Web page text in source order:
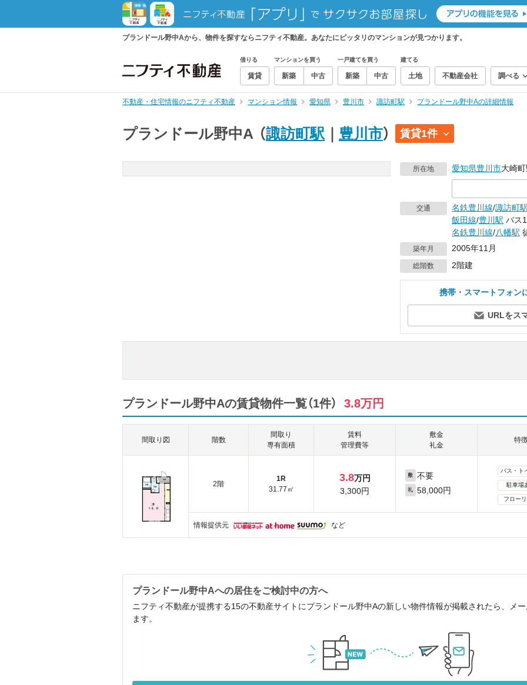
プランドール野中Aから、物件を探すならニフティ不動産。あなたにピッタリのマンションが見つかります。
借りる
賃貸
マンションを買う
新築 中古
一戸建てを買う
新築 中古
建てる
土地 不動産会社 調べる
不動産・住宅情報のニフティ不動産 マンション情報 愛知県 豊川市 諏訪町駅 プランドール野中Aの詳細情報
プランドール野中A （諏訪町駅 豊川市） 賃貸1件
所在地 愛知県豊川市大崎
交通 名鉄豊川線/諏訪町
飯田線/豊川駅 バス
名鉄豊川線/八幡駅
築年月 2005年11月
総階数 2階建
携帯・スマートフォン
URLをス
プランドール野中Aの賃貸物件一覧（1件） 3.8万円
間取り図 階数
間取り
専有面積
賃料
管理費等
敷金
礼金
特
2階
1R
31.77㎡
3.8万円
3,300円
敷 不要
礼 58,000円
バス・ト
駐車場
フロー
情報提供元 など
プランドール野中Aへの居住をご検討中の方へ
ニフティ不動産が提携する15の不動産サイトにプランドール野中Aの新しい物件情報が掲載されたら、メ
ます。